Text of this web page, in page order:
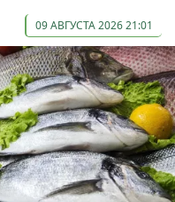
09 АВГУСТА 2026 21:01